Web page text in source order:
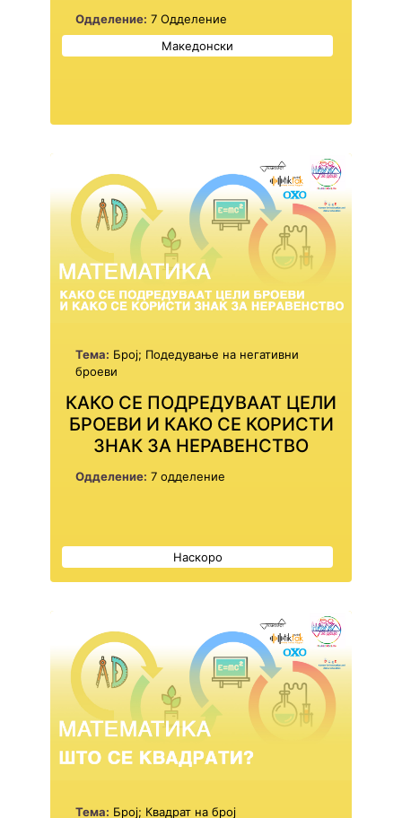
Одделение: 7 Одделение
Македонски
Тема: Број; Подедување на негативни
броеви
КАКО СЕ ПОДРЕДУВААТ ЦЕЛИ
БРОЕВИ И КАКО СЕ КОРИСТИ
ЗНАК ЗА НЕРАВЕНСТВО
Одделение: 7 одделение
Наскоро
Тема: Број; Квадрат на број